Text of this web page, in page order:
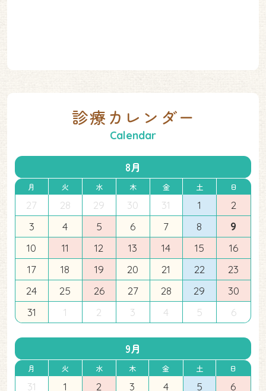
診療カレンダー
8月
月 火 水 木 金 土 日
27 28 29 30 31 1
2
3
4 5 6 7 8
9
10
11 12 13 14 15
16
17
18 19 20 21 22
23
24
25 26 27 28 29
30
31
1 2 3 4 5 6
9月
月 火 水 木 金 土 日
31 1 2 3 4 5
6